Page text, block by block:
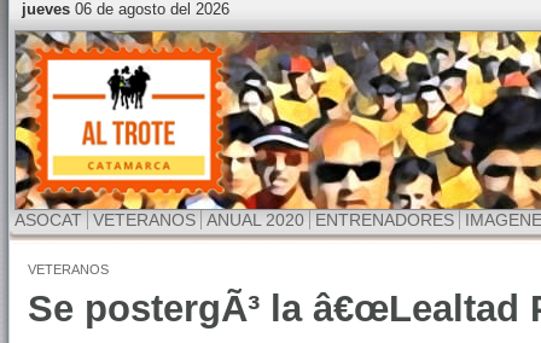
jueves06 de agosto del 2026
ASOCAT VETERANOS ANUAL 2020 ENTRENADORES
VETERANOS
Se postergÃ³ la â€œLealtad